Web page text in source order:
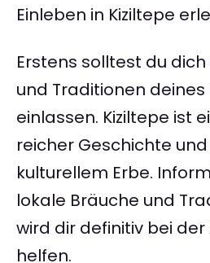
Einleben in Kiziltepe
Erstens solltest du
und Traditionen deines
einlassen. Kiziltepe ist
reicher Geschichte
kulturellem Erbe.
lokale Bräuche und
wird dir definitiv bei
helfen.